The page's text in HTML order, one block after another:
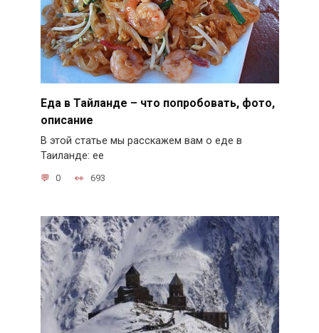
Еда в Тайланде – что попробовать, фото,
описание
В этой статье мы расскажем вам о еде в
Таиланде: ее
0 693